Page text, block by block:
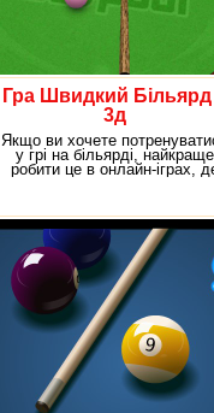
Гра Швидкий
3д
Якщо ви хочете
у грі на більярді, найкраще
робити це в онлайн-іграх,